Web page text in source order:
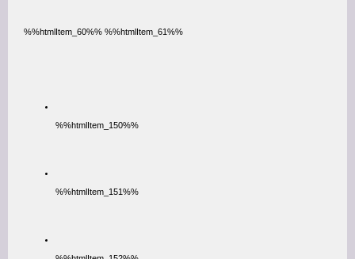
%%htmlItem_60%% %%htmlItem_61%%
%%htmlItem_150%%
%%htmlItem_151%%